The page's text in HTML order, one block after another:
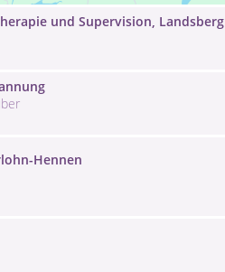
und Supervision,
Hennen